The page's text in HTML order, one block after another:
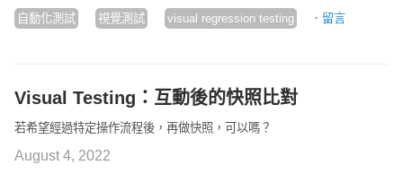
自動化測試 視覺測試 visual regression testing · 留言
Visual Testing：互動後的快照比對
若希望經過特定操作流程後，再做快照，可以嗎？
August 4, 2022